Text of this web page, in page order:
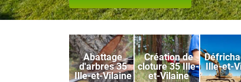
Abattage
d'arbres 35
Ille-et-Vilaine
Création de
cloture 35 Ille-
et-Vilaine
Ille-et-